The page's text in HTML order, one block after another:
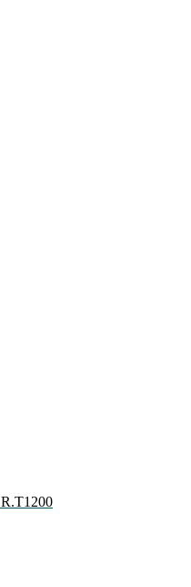
آبمیوه گیری سایز بزرگ آی تک مدل R.T1200